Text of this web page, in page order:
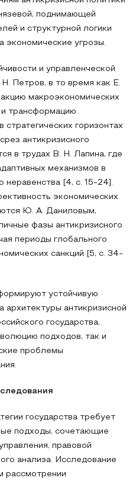
поднимающей
и структурной логики
экономические угрозы.
и управленческой
Петров, в то время как Е.
макроэкономических
трансформацию
стратегических горизонтах
антикризисного
в трудах В. Н. Лапина, где
механизмов в
неравенства [4, с. 15-24].
экономических
Ю. А. Даниловым,
фазы антикризисного
периоды глобального
санкций [5, с. 34-
устойчивую
архитектуры антикризисной
государства,
подходов, так и
проблемы
государства требует
подходы, сочетающие
правовой
анализа. Исследование
рассмотрении